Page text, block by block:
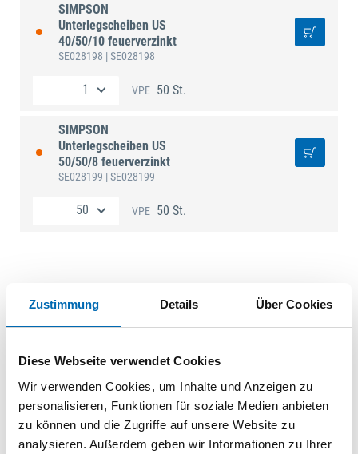
Zustimmung Details Über Cookies
Diese Webseite verwendet Cookies
Wir verwenden Cookies, um Inhalte und Anzeigen zu
personalisieren, Funktionen für soziale Medien anbieten
zu können und die Zugriffe auf unsere Website zu
analysieren. Außerdem geben wir Informationen zu Ihrer
SIMPSON
Unterlegscheiben US
40/50/10 feuerverzinkt
SE028198 | SE028198
VPE 50 St.
SIMPSON
Unterlegscheiben US
50/50/8 feuerverzinkt
SE028199 | SE028199
VPE 50 St.
Technische Daten
Produktart Unterlegscheibe